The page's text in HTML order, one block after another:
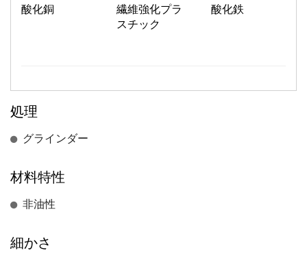
酸化銅
繊維強化プラ
スチック
酸化鉄
処理
グラインダー
材料特性
非油性
細かさ